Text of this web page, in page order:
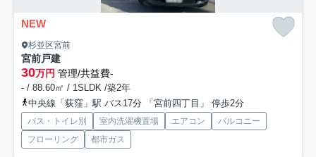
NEW
杉並区宮前
宮前戸建
30万円 管理/共益費-
- / 88.60㎡ / 1SLDK /築2年
中央線「荻窪」駅 バス17分 「宮前四丁目」 停歩2分
バス・トイレ別 室内洗濯機置場 エアコン
バルコニー
フローリング
都市ガス